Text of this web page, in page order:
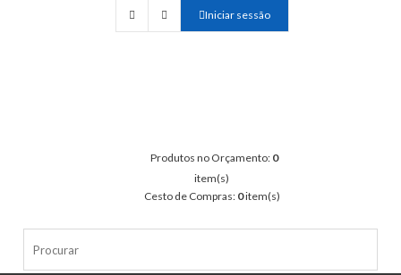
Iniciar sessão
Produtos no Orçamento: 0
item(s)
Cesto de Compras: 0item(s)